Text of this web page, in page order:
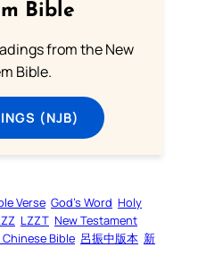
Bible
from the New
Bible.
(NJB)
Verse God’s Word Holy
LZZT New Testament
Bible 呂振中版本 新